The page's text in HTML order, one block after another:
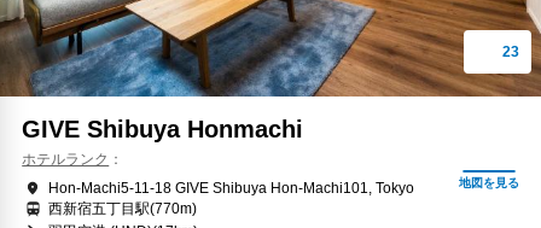
GIVE Shibuya Honmachi
ホテルランク
Hon-Machi5-11-18 GIVE Shibuya Hon-Machi101, Tokyo
西新宿五丁目駅(770m)